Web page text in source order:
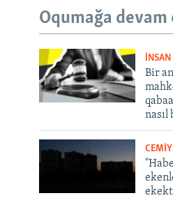
Oqumağa
Bir an
nasıl